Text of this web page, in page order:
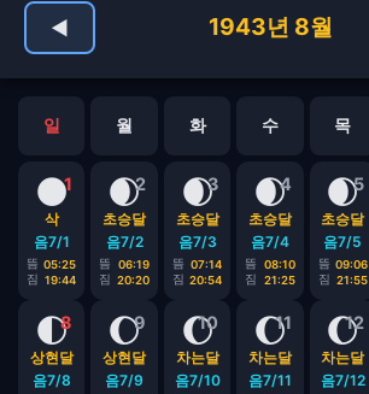
◀ 1943년 8월
일 월 화 수 목
1
🌑
삭
음7/1
뜸 05:25
짐 19:44
2
🌒
초승달
음7/2
뜸
06:19
짐 20:20
3
🌒
초승달
음7/3
뜸 07:14
짐 20:54
4
🌒
초승달
음7/4
뜸
08:10
짐
21:25
5
🌒
초승달
음7/5
뜸 09:06
짐 21:55
8
🌓
상현달
음7/8
9
🌔
상현달
음7/9
10
🌔
차는달
음7/10
11
🌔
차는달
음7/11
12
🌔
차는달
음7/12